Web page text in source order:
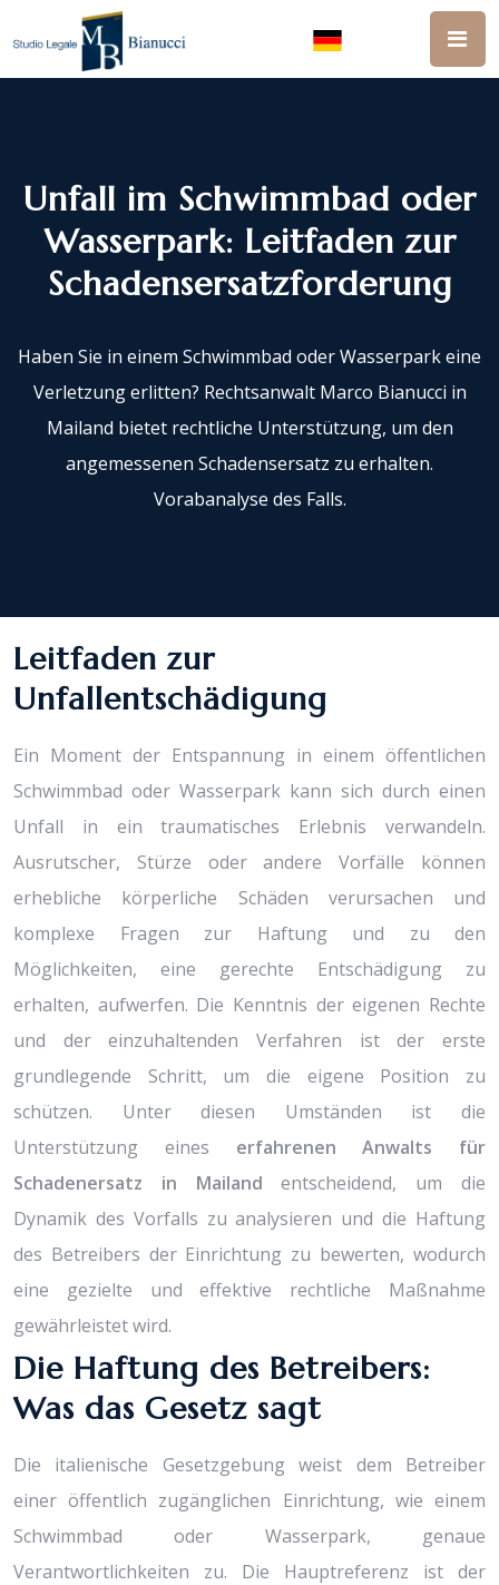
Unfall im Schwimmbad oder
Wasserpark: Leitfaden zur
Schadensersatzforderung
Haben Sie in einem Schwimmbad oder Wasserpark eine
Verletzung erlitten? Rechtsanwalt Marco Bianucci in
Mailand bietet rechtliche Unterstützung, um den
angemessenen Schadensersatz zu erhalten.
Vorabanalyse des Falls.
Leitfaden zur
Unfallentschädigung
Ein Moment der Entspannung in einem öffentlichen
Schwimmbad oder Wasserpark kann sich durch einen
Unfall in ein traumatisches Erlebnis verwandeln.
Ausrutscher, Stürze oder andere Vorfälle können
erhebliche körperliche Schäden verursachen und
komplexe Fragen zur Haftung und zu den
Möglichkeiten, eine gerechte Entschädigung zu
erhalten, aufwerfen. Die Kenntnis der eigenen Rechte
und der einzuhaltenden Verfahren ist der erste
grundlegende Schritt, um die eigene Position zu
schützen. Unter diesen Umständen ist die
Unterstützung eines erfahrenen Anwalts für
Schadenersatz in Mailand entscheidend, um die
Dynamik des Vorfalls zu analysieren und die Haftung
des Betreibers der Einrichtung zu bewerten, wodurch
eine gezielte und effektive rechtliche Maßnahme
gewährleistet wird.
Die Haftung des Betreibers:
Was das Gesetz sagt
Die italienische Gesetzgebung weist dem Betreiber
einer öffentlich zugänglichen Einrichtung, wie einem
Schwimmbad oder Wasserpark, genaue
Verantwortlichkeiten zu. Die Hauptreferenz ist der